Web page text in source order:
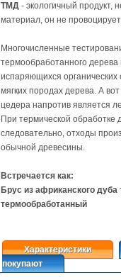
ТМД - экологичный продукт,
материал, он не
Многочисленные
термообработанного
испаряющихся
мягких породах дерева. А
цедера напротив является
При термической
следовательно, отходы
обычной древесины.
Встречается как:
Брус из африканского
термообработанный
Характеристики
покупают